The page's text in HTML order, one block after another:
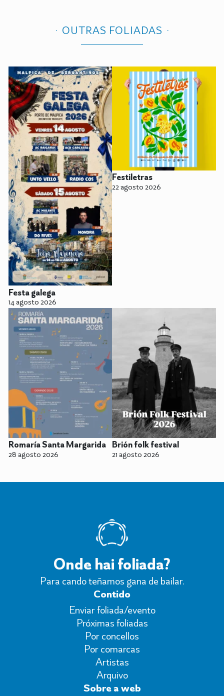
OUTRAS FOLIADAS
Festa galega
14 agosto 2026
Festiletras
22 agosto 2026
Romaría Santa Margarida
28 agosto 2026
Brión folk festival
21 agosto 2026
Onde hai foliada?
Para cando teñamos gana de bailar.
Contido
Enviar foliada/evento
Próximas foliadas
Por concellos
Por comarcas
Artistas
Arquivo
Sobre a web